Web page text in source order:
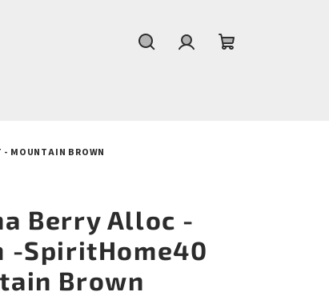
- MOUNTAIN BROWN
Berry Alloc -
-SpiritHome40
Brown